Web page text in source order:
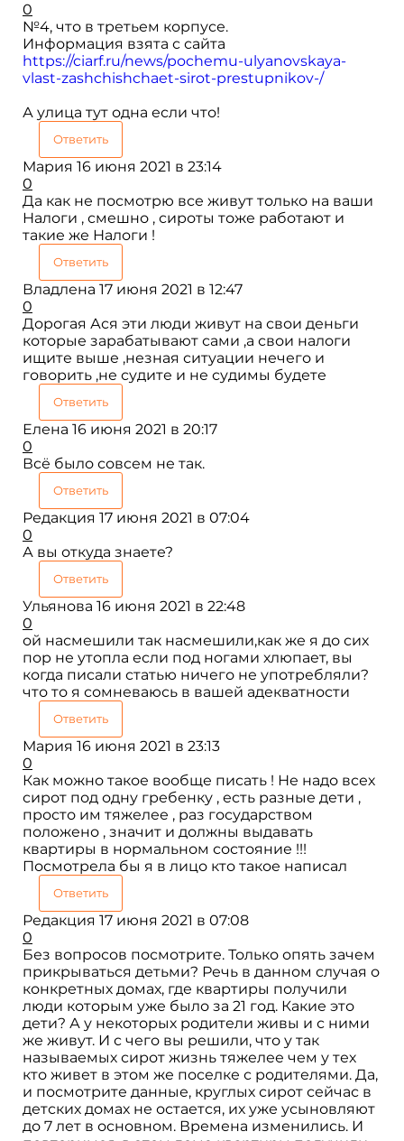
0
№4, что в третьем корпусе.
Информация взята с сайта
https://ciarf.ru/news/pochemu-ulyanovskaya-
vlast-zashchishchaet-sirot-prestupnikov-/
А улица тут одна если что!
Ответить
Мария 16 июня 2021 в 23:14
0
Да как не посмотрю все живут только на ваши
Налоги , смешно , сироты тоже работают и
такие же Налоги !
Ответить
Владлена 17 июня 2021 в 12:47
0
Дорогая Ася эти люди живут на свои деньги
которые зарабатывают сами ,а свои налоги
ищите выше ,незная ситуации нечего и
говорить ,не судите и не судимы будете
Ответить
Елена 16 июня 2021 в 20:17
0
Всё было совсем не так.
Ответить
Редакция 17 июня 2021 в 07:04
0
А вы откуда знаете?
Ответить
Ульянова 16 июня 2021 в 22:48
0
ой насмешили так насмешили,как же я до сих
пор не утопла если под ногами хлюпает, вы
когда писали статью ничего не употребляли?
что то я сомневаюсь в вашей адекватности
Ответить
Мария 16 июня 2021 в 23:13
0
Как можно такое вообще писать ! Не надо всех
сирот под одну гребенку , есть разные дети ,
просто им тяжелее , раз государством
положено , значит и должны выдавать
квартиры в нормальном состояние !!!
Посмотрела бы я в лицо кто такое написал
Ответить
Редакция 17 июня 2021 в 07:08
0
Без вопросов посмотрите. Только опять зачем
прикрываться детьми? Речь в данном случая о
конкретных домах, где квартиры получили
люди которым уже было за 21 год. Какие это
дети? А у некоторых родители живы и с ними
же живут. И с чего вы решили, что у так
называемых сирот жизнь тяжелее чем у тех
кто живет в этом же поселке с родителями. Да,
и посмотрите данные, круглых сирот сейчас в
детских домах не остается, их уже усыновляют
до 7 лет в основном. Времена изменились. И